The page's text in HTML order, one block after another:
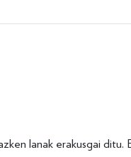
lanak erakusgai ditu.